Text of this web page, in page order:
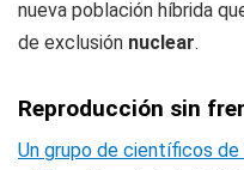
nueva población híbrida
de exclusión nuclear.
Reproducción sin
Un grupo de científicos de